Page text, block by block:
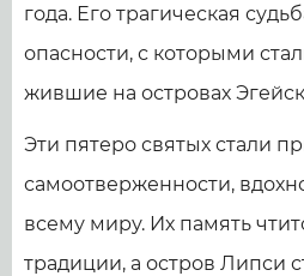
года. Его трагическая
опасности, с которыми
жившие на островах
Эти пятеро святых стали
самоотверженности,
всему миру. Их память
традиции, а остров Липси